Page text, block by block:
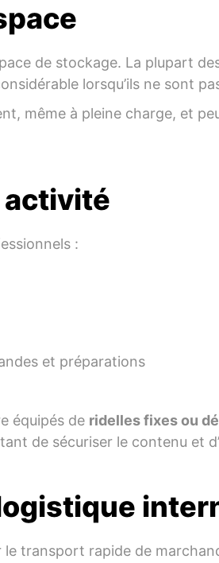
de stockage. La plupart
lorsqu’ils ne sont
même à pleine charge, et
activité
:
et préparations
équipés de ridelles fixes ou
de sécuriser le contenu et
transport rapide de